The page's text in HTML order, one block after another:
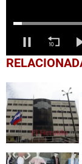
0
seconds
48
seconds